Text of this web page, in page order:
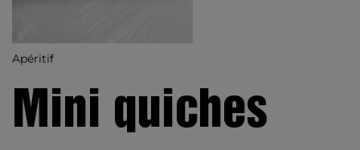
Apéritif
Mini quiches